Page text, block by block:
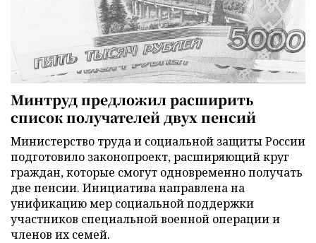
Минтруд предложил расширить
список получателей двух пенсий
Министерство труда и социальной защиты России
подготовило законопроект, расширяющий круг
граждан, которые смогут одновременно получать
две пенсии. Инициатива направлена на
унификацию мер социальной поддержки
участников специальной военной операции и
членов их семей.